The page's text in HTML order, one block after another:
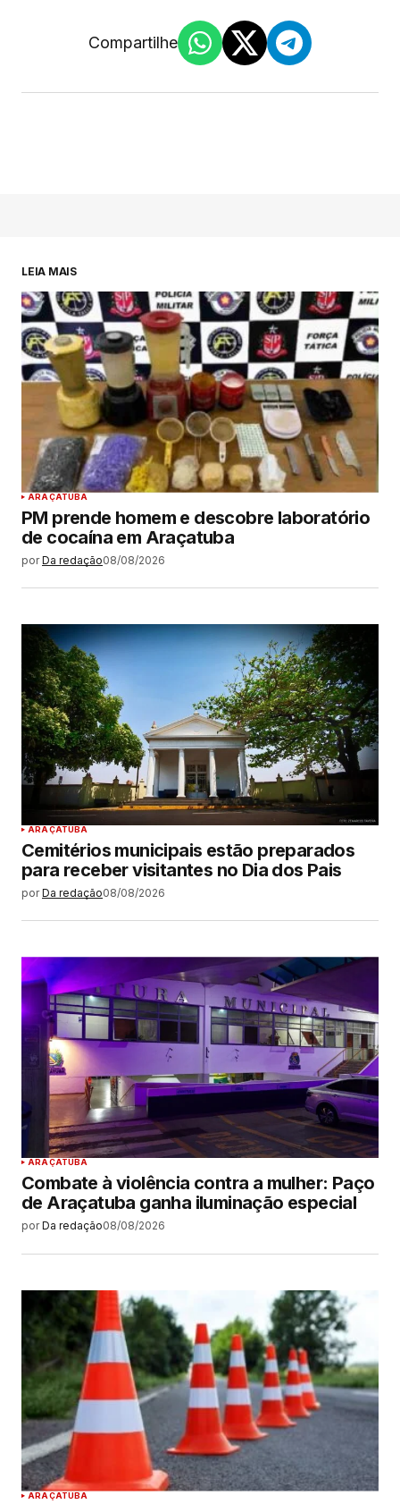
Compartilhe
LEIA MAIS
ARAÇATUBA
PM prende homem e descobre laboratório
de cocaína em Araçatuba
por Da redação08/08/2026
ARAÇATUBA
Cemitérios municipais estão preparados
para receber visitantes no Dia dos Pais
por Da redação08/08/2026
ARAÇATUBA
Combate à violência contra a mulher: Paço
de Araçatuba ganha iluminação especial
por Da redação08/08/2026
ARAÇATUBA